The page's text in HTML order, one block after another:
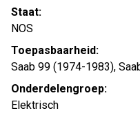
Staat:
NOS
Toepasbaarheid:
Saab 99 (1974-1983),
Onderdelengroep:
Elektrisch